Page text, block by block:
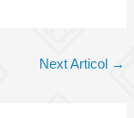
Next Articol →